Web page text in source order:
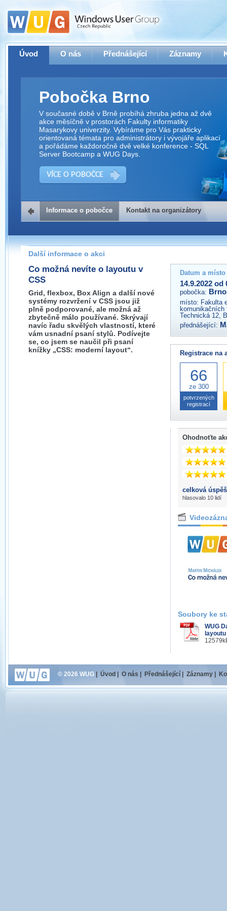
Úvod O nás Přednášející Záznamy
Pobočka Brno
V současné době v Brně probíhá zhruba jedna až dvě
akce měsíčně v prostorách Fakulty informatiky
Masarykovy univerzity. Vybíráme pro Vás prakticky
orientovaná témata pro administrátory i vývojáře aplikací
a pořádáme každoročně dvě velké konference - SQL
Server Bootcamp a WUG Days.
VÍCE O POBOČCE
Kontakt na organizátory
Pokud máte jakýkoliv dotaz na organizátory této akce,
prosím neváhejte nás kontaktovat na e-mailu:
brno@wug.cz
Informace o pobočce Kontakt na organizátory
Další informace o akci
Co možná nevíte o layoutu v
CSS
Grid, flexbox, Box Align a další nové
systémy rozvržení v CSS jsou již
plně podporované, ale možná až
zbytečně málo používané. Skrývají
navíc řadu skvělých vlastností, které
vám usnadní psaní stylů. Podívejte
se, co jsem se naučil při psaní
knížky „CSS: moderní layout“.
Datum a
14.9.2022 od
pobočka: Brno
místo: Fakulta
Technická 12,
přednášející:
Registrace na
66
ze 300
potvrzených
registrací
Ohodnoťte
celková
hlasovalo 10 lidí
Soubory ke
WUG
© 2026 WUG Úvod O nás Přednášející Záznamy